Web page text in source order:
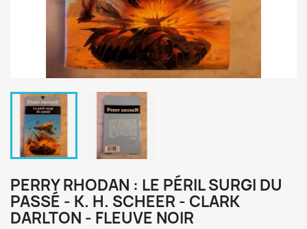
PERRY RHODAN : LE PÉRIL SURGI DU
PASSÉ - K. H. SCHEER - CLARK
DARLTON - FLEUVE NOIR